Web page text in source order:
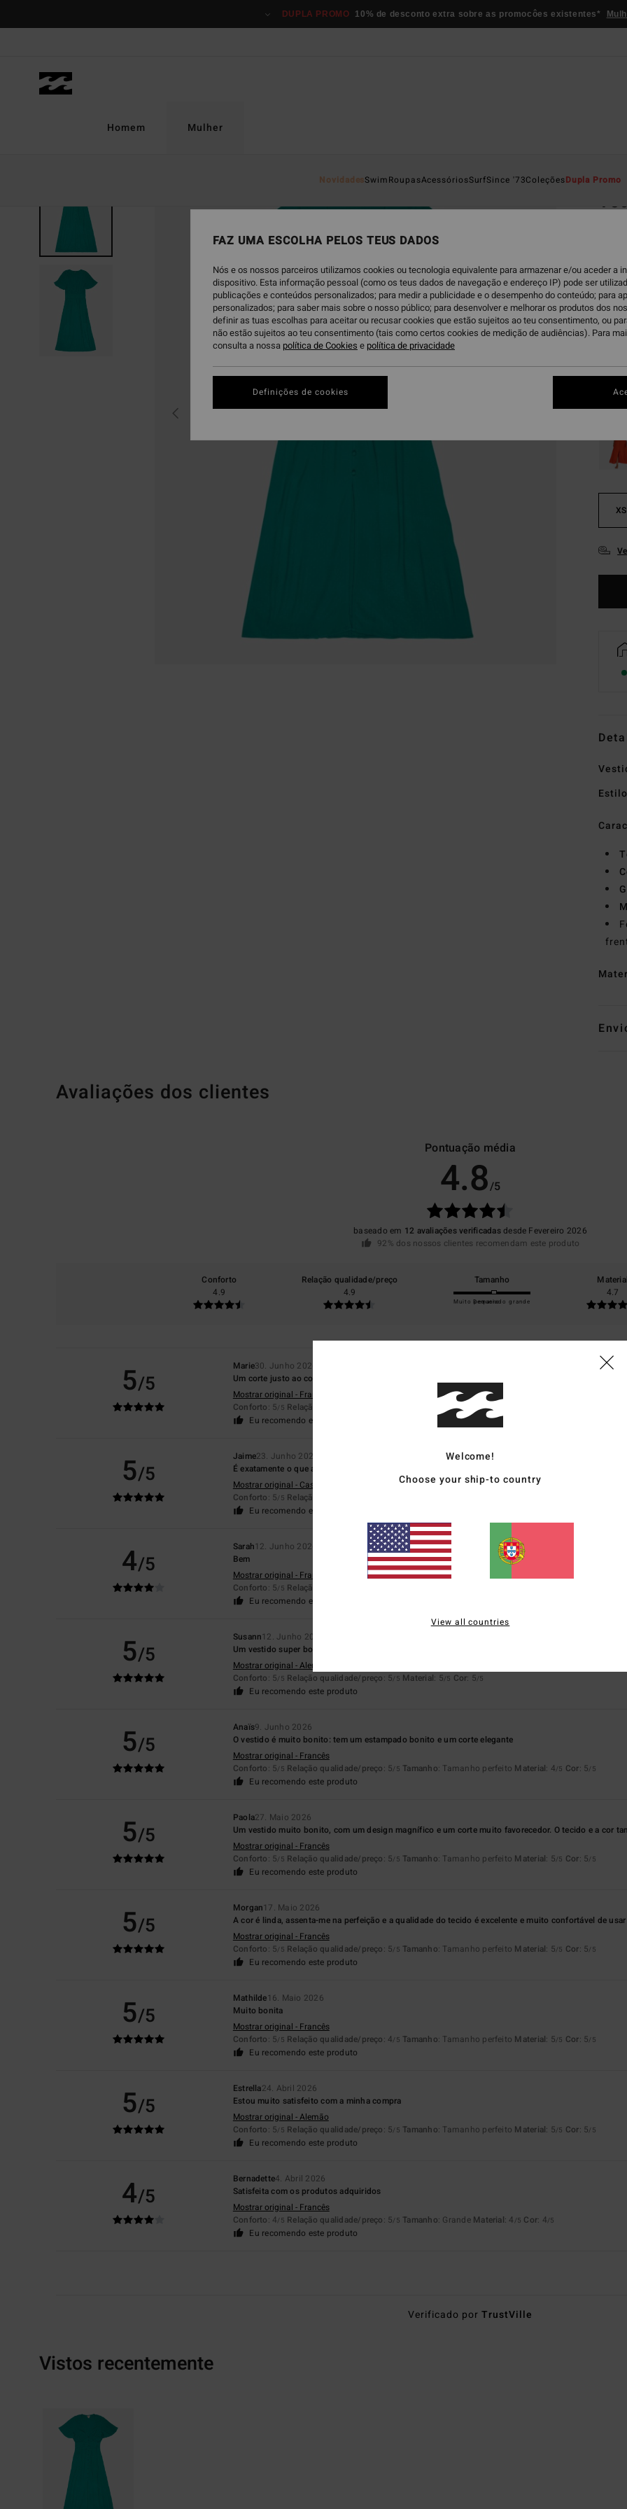
produto
DUPLA PROMO 10% de desconto extra sobre as promocôes existentes*
Homem Mulher
NovidadesSwimRoupasAcessóriosSurfSince '73ColeçõesDupla Promo
€
€
Paga
Cor
XS
Estilo
Avaliações dos clientes
Pontuação média
4.8/5
baseado em 12 avaliações verificadasdesde Fevereiro 2026
92% dos nossos clientes recomendam este produto
Conforto
4.9
Relação qualidade/preço
4.9
Tamanho
Muito pequeno
Demasiado grande
Material
4.7
5/5
Marie30. Junho 2026
Um corte justo ao corpo que se adapta muito bem ao meu tipo físico XS.
Mostrar original - Francês
Conforto: 5/5 Relação qualidade/preço : Tamanho perfeito
Eu recomendo este produto
5/5
Jaime23. Junho 2026
É exatamente o que a minha namorada procurava. Original e de qualidade. Um vestido para o verão e
Mostrar original - Castelhano
Conforto: 5/5 Relação qualidade/preço
Eu recomendo este produto
4/5
Sarah12. Junho 2026
Bem
Mostrar original - Francês
Conforto: 5/5 Relação qualidade/preço
Eu recomendo este produto
5/5
Susann12. Junho 2026
Um vestido super bonito
Mostrar original - Alemão
Conforto: 5/5 Relação qualidade/preço: 5/5 Material: 5/5 Cor: 5/5
Eu recomendo este produto
5/5
Anaïs9. Junho 2026
O vestido é muito bonito: tem um estampado bonito e um corte elegante
Mostrar original - Francês
Conforto: 5/5 Relação qualidade/preço: 5/5 Tamanho: Tamanho perfeito Material: 4/5 Cor: 5/5
Eu recomendo este produto
5/5
Paola27. Maio 2026
Um vestido muito bonito, com um design magnífico e um corte muito favorecedor. O tecido e a cor
Mostrar original - Francês
Conforto: 5/5 Relação qualidade/preço: 5/5 Tamanho: Tamanho perfeito Material: 5/5 Cor: 5/5
Eu recomendo este produto
5/5
Morgan17. Maio 2026
A cor é linda, assenta-me na perfeição e a qualidade do tecido é excelente e muito confortável de usar
Mostrar original - Francês
Conforto: 5/5 Relação qualidade/preço: 5/5 Tamanho: Tamanho perfeito Material: 5/5 Cor: 5/5
Eu recomendo este produto
5/5
Mathilde16. Maio 2026
Muito bonita
Mostrar original - Francês
Conforto: 5/5 Relação qualidade/preço: 4/5 Tamanho: Tamanho perfeito Material: 5/5 Cor: 5/5
Eu recomendo este produto
5/5
Estrella24. Abril 2026
Estou muito satisfeito com a minha compra
Mostrar original - Alemão
Conforto: 5/5 Relação qualidade/preço: 5/5 Tamanho: Tamanho perfeito Material: 5/5 Cor: 5/5
Eu recomendo este produto
4/5
Bernadette4. Abril 2026
Satisfeita com os produtos adquiridos
Mostrar original - Francês
Conforto: 4/5 Relação qualidade/preço: 5/5 Tamanho: Grande Material: 4 /5 Cor: 4/5
Eu recomendo este produto
Verificado por TrustVille
Vistos recentemente
Welcome!
Choose your ship-to country
View all countries
FAZ UMA ESCOLHA PELOS TEUS DADOS
Nós e os nossos parceiros utilizamos cookies ou tecnologia equivalente para armazenar e/ou aceder a
dispositivo. Esta informação pessoal (como os teus dados de navegação e endereço IP) pode ser
publicações e conteúdos personalizados; para medir a publicidade e o desempenho do conteúdo; para
personalizados; para saber mais sobre o nosso público; para desenvolver e melhorar os produtos dos
definir as tuas escolhas para aceitar ou recusar cookies que estão sujeitos ao teu consentimento, ou
não estão sujeitos ao teu consentimento (tais como certos cookies de medição de audiências). Para
consulta a nossa política de Cookies e política de privacidade
Definições de cookies